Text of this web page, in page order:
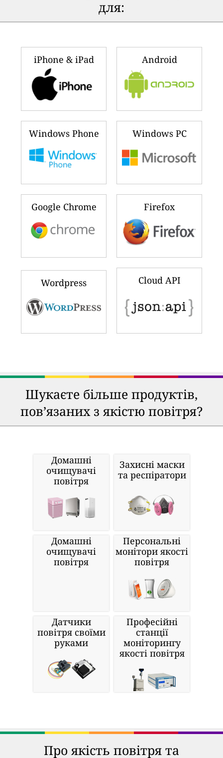
для:
iPhone & iPad Android
Windows Phone Windows PC
Google Chrome Firefox
Wordpress Cloud API
Шукаєте більше продуктів,
пов’язаних з якістю повітря?
Домашні
очищувачі
повітря
Захисні маски
та респіратори
Домашні
очищувачі
повітря
Персональні
монітори якості
повітря
Датчики
повітря своїми
руками
Професійні
станції
моніторингу
якості повітря
Про якість повітря та